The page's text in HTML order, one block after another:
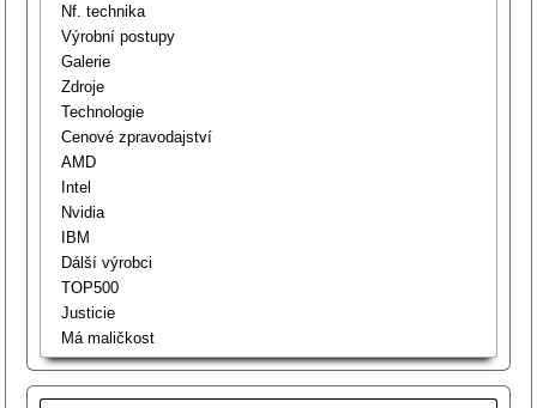
Nf. technika
Výrobní postupy
Galerie
Zdroje
Technologie
Cenové zpravodajství
AMD
Intel
Nvidia
IBM
Dálší výrobci
TOP500
Justicie
Má maličkost